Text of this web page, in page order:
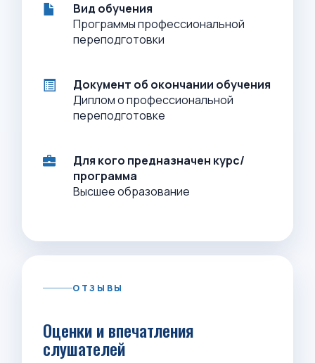
Вид обучения
Программы профессиональной
переподготовки
Документ об окончании обучения
Диплом о профессиональной
переподготовке
Для кого предназначен курс/
программа
Высшее образование
ОТЗЫВЫ
Оценки и впечатления
слушателей